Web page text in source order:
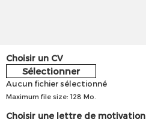
Choisir un CV
Sélectionner
Aucun fichier sélectionné
Maximum file size: 128 Mo.
Choisir une lettre de motivation